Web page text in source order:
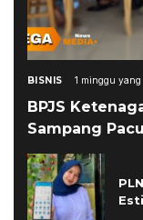
BISNIS 1 minggu
BPJS
Sampang